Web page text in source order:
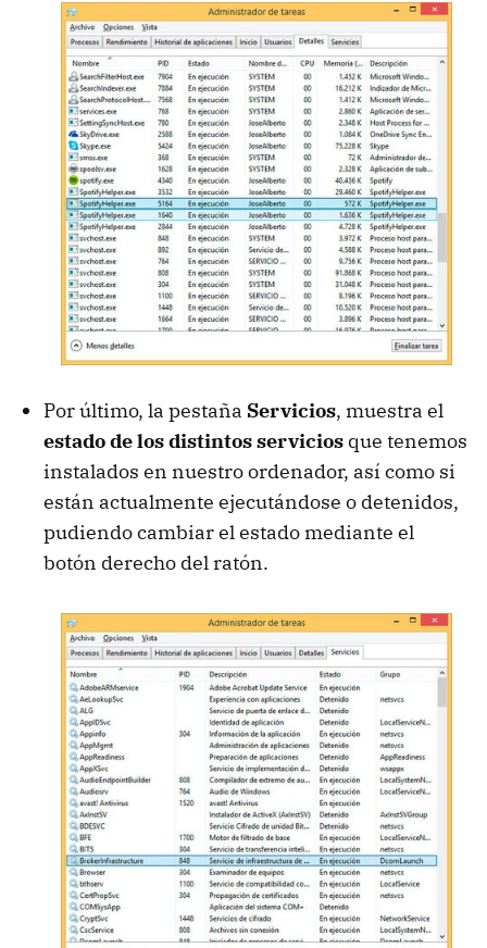
Por último, la pestaña Servicios, muestra el
estado de los distintos servicios que tenemos
instalados en nuestro ordenador, así como si
están actualmente ejecutándose o detenidos,
pudiendo cambiar el estado mediante el
botón derecho del ratón.